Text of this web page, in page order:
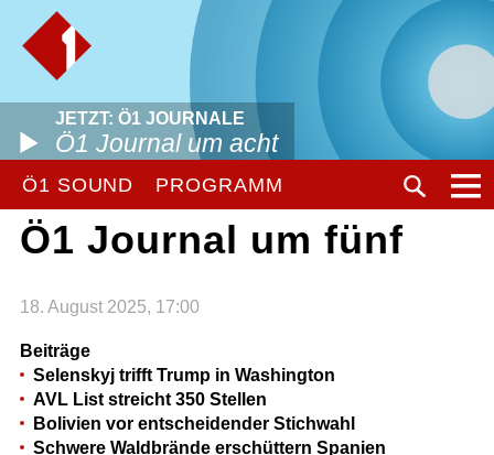
JETZT: Ö1 JOURNALE
Ö1 Journal um acht
Ö1 SOUND PROGRAMM
Ö1 Journal um fünf
18. August 2025, 17:00
Beiträge
Selenskyj trifft Trump in Washington
AVL List streicht 350 Stellen
Bolivien vor entscheidender Stichwahl
Schwere Waldbrände erschüttern Spanien